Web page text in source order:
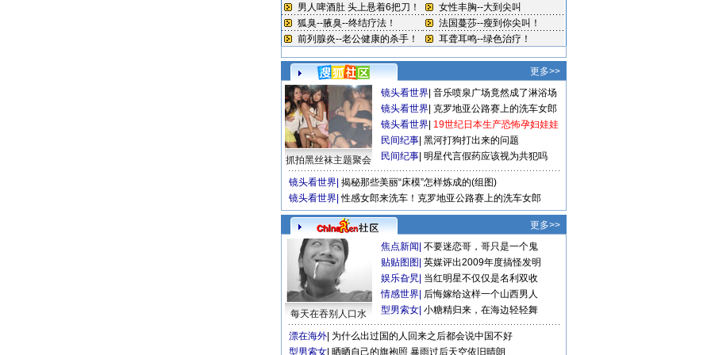
更多>>
抓拍黑丝袜主题聚会
镜头看世界 音乐喷泉广场竟然成了淋浴场
镜头看世界 克罗地亚公路赛上的洗车女郎
镜头看世界 19世纪日本生产恐怖孕妇娃娃
民间纪事 黑河打狗打出来的问题
民间纪事 明星代言假药应该视为共犯吗
镜头看世界 揭秘那些美丽“床模”怎样炼成的(组图)
镜头看世界 性感女郎来洗车！克罗地亚公路赛上的洗车女郎
更多>>
每天在吞别人口水
焦点新闻 不要迷恋哥，哥只是一个鬼
贴贴图图 英媒评出2009年度搞怪发明
娱乐旮旯 当红明星不仅仅是名利双收
情感世界 后悔嫁给这样一个山西男人
型男索女 小糖精归来，在海边轻轻舞
漂在海外 为什么出过国的人回来之后都会说中国不好
型男索女 晒晒自己的旗袍照 暴雨过后天空依旧晴朗